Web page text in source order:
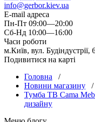
info@gerbor.kiev.ua
E-mail адреса
Пн-Пт 09:00—20:00
Сб-Нд 10:00—16:00
Часи роботи
м.Київ, вул. Будіндустрії,
Подивитися на карті
Головна /
Новини магазину /
Тумба ТВ Cama
дизайну